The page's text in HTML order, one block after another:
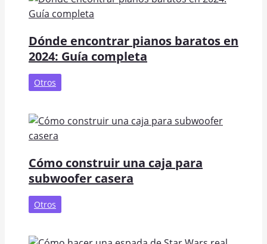
Dónde encontrar pianos baratos en
2024: Guía completa
Otros
Cómo construir una caja para
subwoofer casera
Otros